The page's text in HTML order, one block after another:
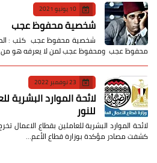
10 يونيو 2021
شخصية محفوظ عجب
شخصية محفوظ عجب كتب :
محفوظ عجب ومحفوظ عجب لمن لا يعرفه هو من
23 نوفمبر 2022
لائحة الموارد البشرية
للنور
لائحة الموارد البشرية للعاملين بقطاع الاعمال
كشفت مصادر مؤكدة بوزارة قطاع الأعم…